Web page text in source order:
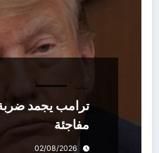
ترامب يجمد
مفاجئة
02/08/2026